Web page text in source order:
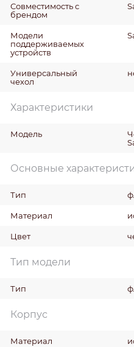
Совместимость с
брендом
Модели
поддерживаемых
устройств
Универсальный
чехол
Характеристики
Модель
Основные
Тип
Материал
Цвет
Тип модели
Тип
Корпус
Материал